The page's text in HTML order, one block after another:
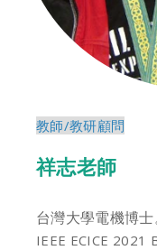
教師/教研顧問
祥志老師
台灣大學電機博士
IEEE ECICE 2021